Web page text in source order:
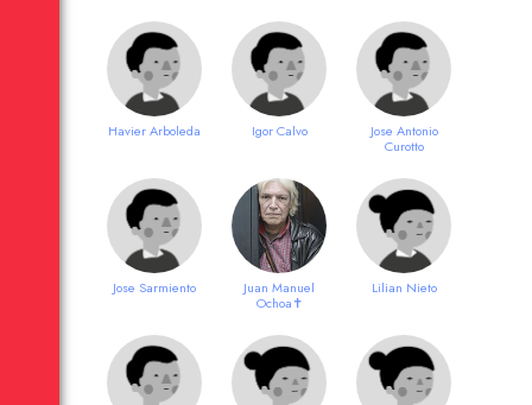
Havier Arboleda Igor Calvo
Jose Antonio
Curotto
Jose Sarmiento
Juan Manuel
Ochoa✝
Lilian Nieto